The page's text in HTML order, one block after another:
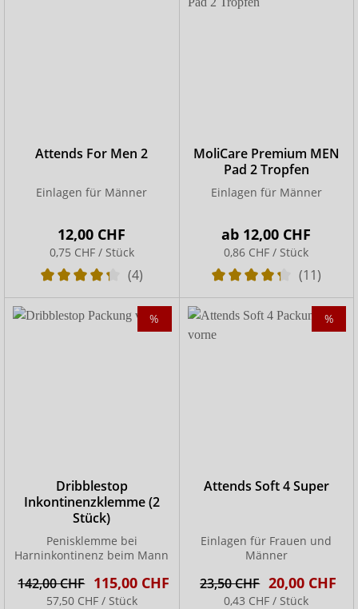
Attends For Men 2
Einlagen für Männer
12,00 CHF
0,75 CHF / Stück
(4)
MoliCare Premium MEN
Pad 2 Tropfen
Einlagen für Männer
ab 12,00 CHF
0,86 CHF / Stück
(11)
%
Dribblestop
Inkontinenzklemme (2
Stück)
Penisklemme bei
Harninkontinenz beim Mann
142,00 CHF 115,00 CHF
57,50 CHF / Stück
%
Attends Soft 4 Super
Einlagen für Frauen und
Männer
23,50 CHF 20,00 CHF
0,43 CHF / Stück